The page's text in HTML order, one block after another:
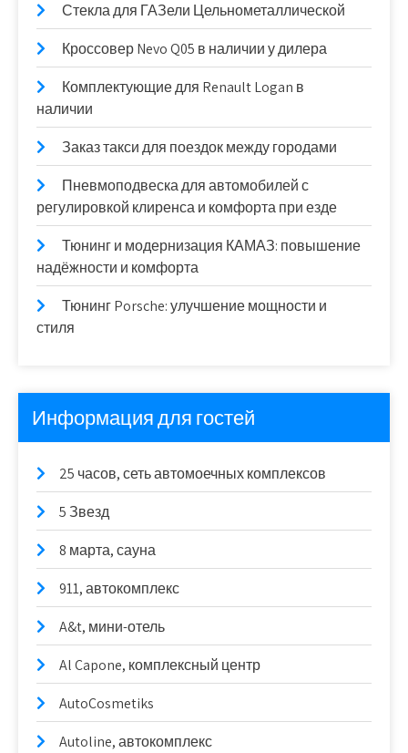
Стекла для ГАЗели Цельнометаллической
Кроссовер Nevo Q05 в наличии у дилера
Комплектующие для Renault Logan в
наличии
Заказ такси для поездок между городами
Пневмоподвеска для автомобилей с
регулировкой клиренса и комфорта при езде
Тюнинг и модернизация КАМАЗ: повышение
надёжности и комфорта
Тюнинг Porsche: улучшение мощности и
стиля
Информация для гостей
25 часов, сеть автомоечных комплексов
5 Звезд
8 марта, сауна
911, автокомплекс
A&t, мини-отель
Al Capone, комплексный центр
AutoCosmetiks
Autoline, автокомплекс